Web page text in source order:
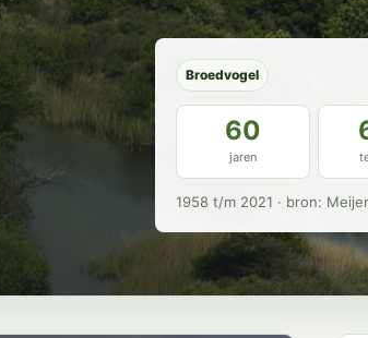
Broedvogel
60
jaren
1958 t/m 2021 · bron: